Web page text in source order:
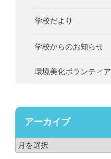
学校だより
学校からのお知らせ
環境美化ボランティア
アーカイブ